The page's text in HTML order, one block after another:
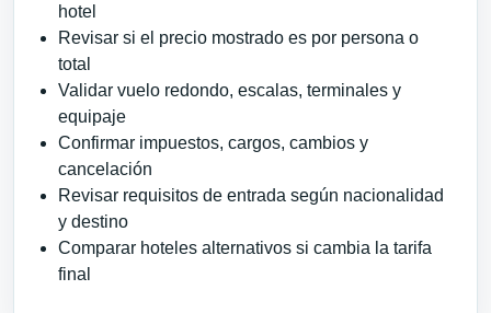
hotel
Revisar si el precio mostrado es por persona o
total
Validar vuelo redondo, escalas, terminales y
equipaje
Confirmar impuestos, cargos, cambios y
cancelación
Revisar requisitos de entrada según nacionalidad
y destino
Comparar hoteles alternativos si cambia la tarifa
final